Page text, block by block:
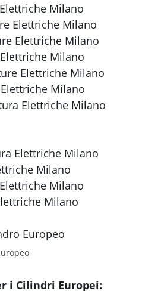
Milano
Elettriche Milano
Elettriche Milano
Milano
Elettriche Milano
Milano
Elettriche Milano
Elettriche Milano
Milano
Milano
Milano
i Cilindri Europei: